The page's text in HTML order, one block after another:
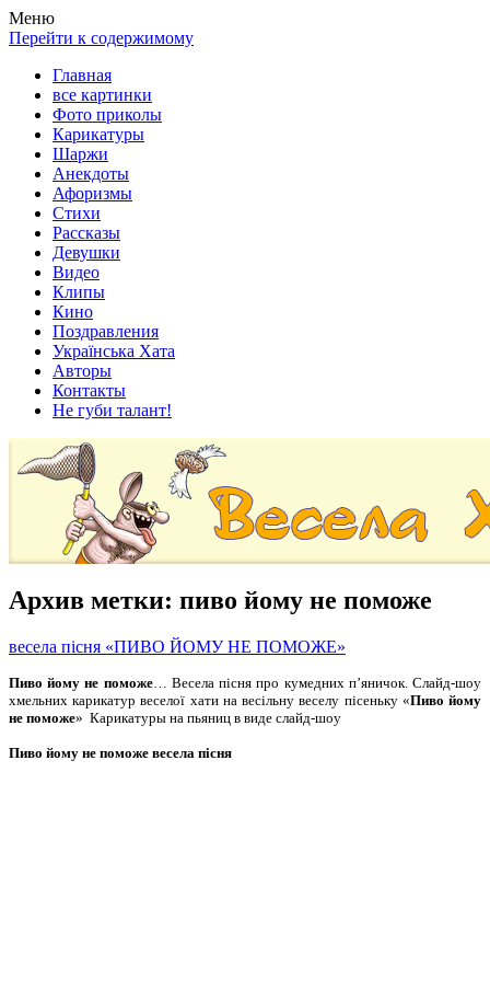
Весела хата — прикольные картинки, смешные истории,
клипы!
Покажем всем ваши фото приколы, карикатуры, шаржи, стихи,
рассказы, видео и песни!
Меню
Перейти к содержимому
Главная
все картинки
Фото приколы
Карикатуры
Шаржи
Анекдоты
Афоризмы
Стихи
Рассказы
Девушки
Видео
Клипы
Кино
Поздравления
Українська Хата
Авторы
Контакты
Не губи талант!
Архив метки: пиво йому не поможе
весела пісня «ПИВО ЙОМУ НЕ ПОМОЖЕ»
Пиво йому не поможе… Весела пісня про кумедних п’яничок. Слайд-шоу
хмельних карикатур веселої хати на весільну веселу пісеньку «Пиво йому
не поможе» Карикатуры на пьяниц в виде слайд-шоу
Пиво йому не поможе весела пісня